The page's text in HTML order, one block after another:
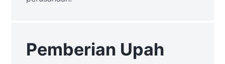
Pemberian Upah